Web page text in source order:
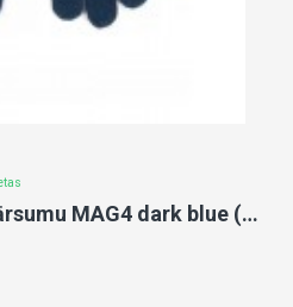
Cimdņi MAGIC ar uzkārsumu MAG4 dark blue (12)